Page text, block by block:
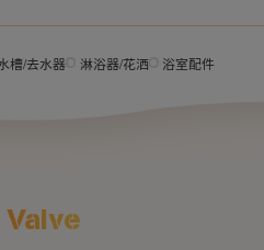
槽/去水器 淋浴器/花洒 浴室配件